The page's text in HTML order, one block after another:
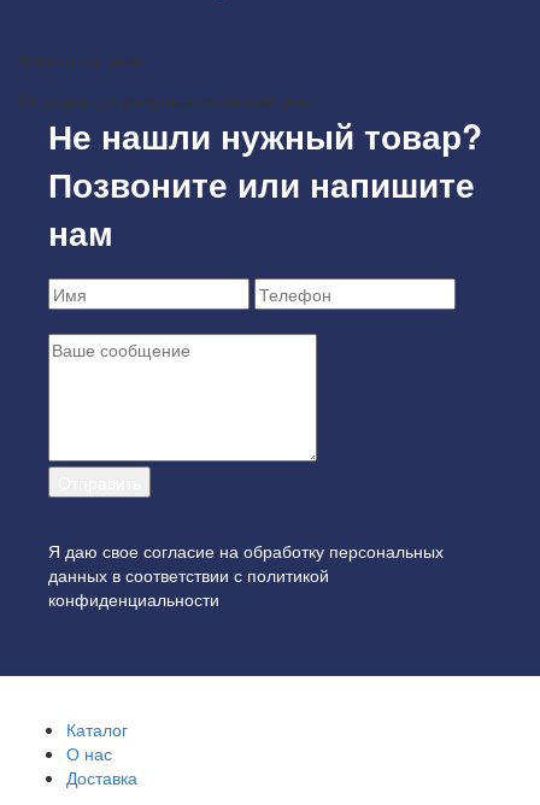
Фильтр по цене
Подходящих результатов не найдено.
Не нашли нужный товар?
Позвоните или напишите
нам
Я даю свое согласие на обработку персональных
данных в соответствии с политикой
конфиденциальности
Каталог
О нас
Доставка